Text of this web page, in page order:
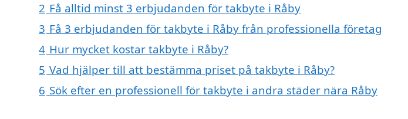
2 Få alltid minst 3 erbjudanden för takbyte i Råby
3 Få 3 erbjudanden för takbyte i Råby från professionella företag
4 Hur mycket kostar takbyte i Råby?
5 Vad hjälper till att bestämma priset på takbyte i Råby?
6 Sök efter en professionell för takbyte i andra städer nära Råby